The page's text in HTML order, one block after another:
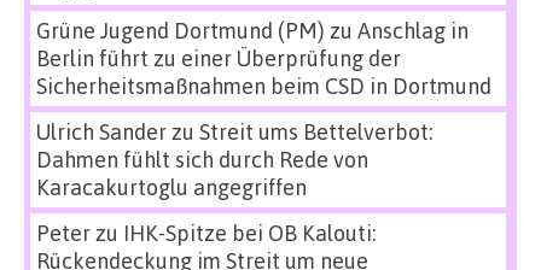
Grüne Jugend Dortmund (PM) zu Anschlag in
Berlin führt zu einer Überprüfung der
Sicherheitsmaßnahmen beim CSD in Dortmund
Ulrich Sanderzu Streit ums Bettelverbot:
Dahmen fühlt sich durch Rede von
Karacakurtoglu angegriffen
Peterzu IHK-Spitze bei OB Kalouti:
Rückendeckung im Streit um neue